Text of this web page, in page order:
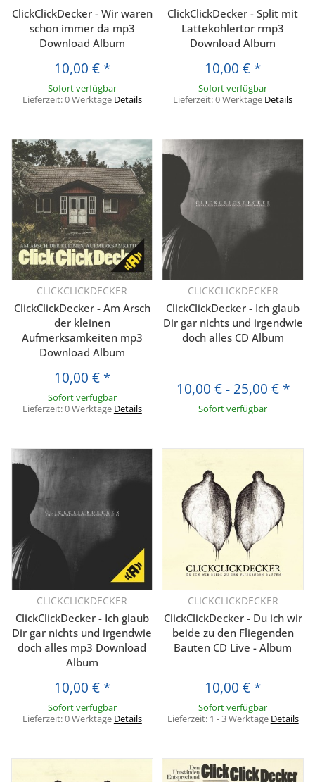
ClickClickDecker - Wir waren
schon immer da mp3
Download Album
10,00 € *
Sofort verfügbar
Lieferzeit:0 Werktage Details
ClickClickDecker - Split mit
Lattekohlertor rmp3
Download Album
10,00 € *
Sofort verfügbar
Lieferzeit:0 Werktage Details
CLICKCLICKDECKER
ClickClickDecker - Am Arsch
der kleinen
Aufmerksamkeiten mp3
Download Album
10,00 € *
Sofort verfügbar
Lieferzeit:0 Werktage Details
CLICKCLICKDECKER
ClickClickDecker - Ich glaub
Dir gar nichts und irgendwie
doch alles CD Album
10,00 €- 25,00 € *
Sofort verfügbar
CLICKCLICKDECKER
ClickClickDecker - Ich glaub
Dir gar nichts und irgendwie
doch alles mp3 Download
Album
10,00 € *
Sofort verfügbar
Lieferzeit:0 Werktage Details
CLICKCLICKDECKER
ClickClickDecker - Du ich wir
beide zu den Fliegenden
Bauten CD Live - Album
10,00 € *
Sofort verfügbar
Lieferzeit: 1 - 3 Werktage Details